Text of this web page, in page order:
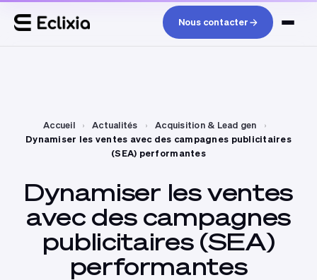
Nous contacter
Accueil › Actualités › Acquisition & Lead gen
›
Dynamiser les ventes avec des campagnes publicitaires
(SEA) performantes
Dynamiser les ventes
avec des campagnes
publicitaires (SEA)
performantes